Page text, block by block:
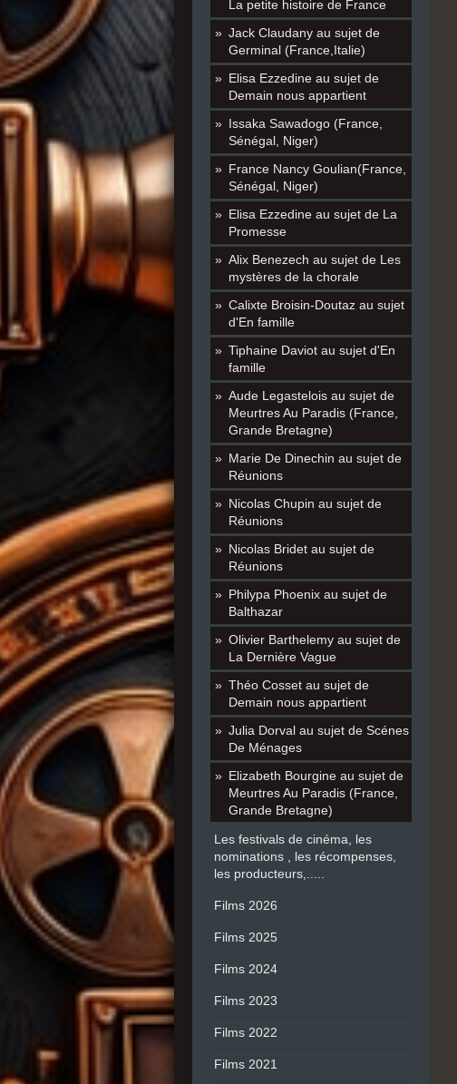
La petite histoire de France
Jack Claudany au sujet de
Germinal (France,Italie)
Elisa Ezzedine au sujet de
Demain nous appartient
Issaka Sawadogo (France,
Sénégal, Niger)
France Nancy Goulian(France,
Sénégal, Niger)
Elisa Ezzedine au sujet de La
Promesse
Alix Benezech au sujet de Les
mystères de la chorale
Calixte Broisin-Doutaz au sujet
d'En famille
Tiphaine Daviot au sujet d'En
famille
Aude Legastelois au sujet de
Meurtres Au Paradis (France,
Grande Bretagne)
Marie De Dinechin au sujet de
Réunions
Nicolas Chupin au sujet de
Réunions
Nicolas Bridet au sujet de
Réunions
Philypa Phoenix au sujet de
Balthazar
Olivier Barthelemy au sujet de
La Dernière Vague
Théo Cosset au sujet de
Demain nous appartient
Julia Dorval au sujet de Scénes
De Ménages
Elizabeth Bourgine au sujet de
Meurtres Au Paradis (France,
Grande Bretagne)
Les festivals de cinéma, les
nominations , les récompenses,
les producteurs,.....
Films 2026
Films 2025
Films 2024
Films 2023
Films 2022
Films 2021